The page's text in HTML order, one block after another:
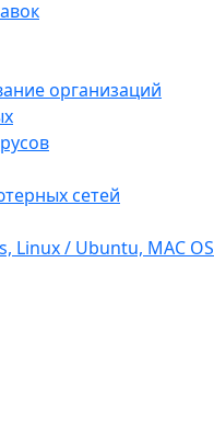
организаций
сетей
Linux / Ubuntu, МАС OS